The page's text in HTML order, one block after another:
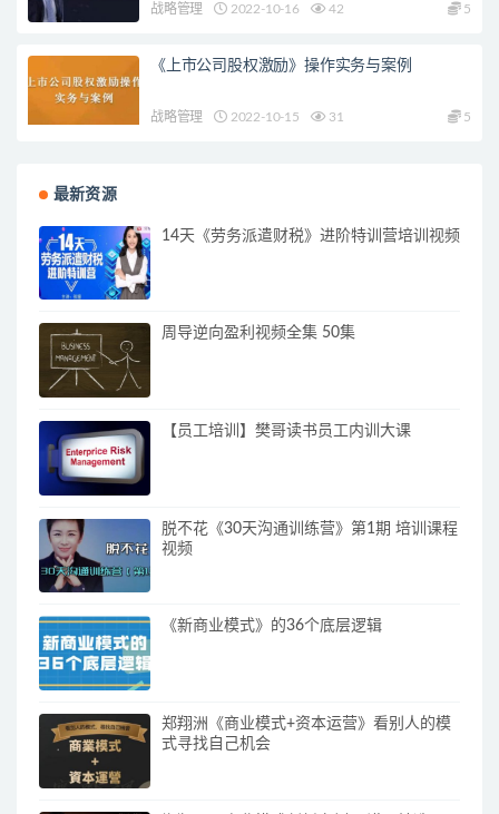
战略管理 2022-10-16 42 5
《上市公司股权激励》操作实务与案例
战略管理 2022-10-15 31 5
最新资源
14天《劳务派遣财税》进阶特训营培训视频
周导逆向盈利视频全集 50集
【员工培训】樊哥读书员工内训大课
脱不花《30天沟通训练营》第1期 培训课程
视频
《新商业模式》的36个底层逻辑
郑翔洲《商业模式+资本运营》看别人的模
式寻找自己机会